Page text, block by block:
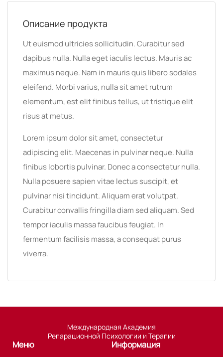
Описание продукта
Ut euismod ultricies sollicitudin. Curabitur sed
dapibus nulla. Nulla eget iaculis lectus. Mauris ac
maximus neque. Nam in mauris quis libero sodales
eleifend. Morbi varius, nulla sit amet rutrum
elementum, est elit finibus tellus, ut tristique elit
risus at metus.
Lorem ipsum dolor sit amet, consectetur
adipiscing elit. Maecenas in pulvinar neque. Nulla
finibus lobortis pulvinar. Donec a consectetur nulla.
Nulla posuere sapien vitae lectus suscipit, et
pulvinar nisi tincidunt. Aliquam erat volutpat.
Curabitur convallis fringilla diam sed aliquam. Sed
tempor iaculis massa faucibus feugiat. In
fermentum facilisis massa, a consequat purus
viverra.
Международная Академия
Репарационной Психологии и Терапии
Меню Информация